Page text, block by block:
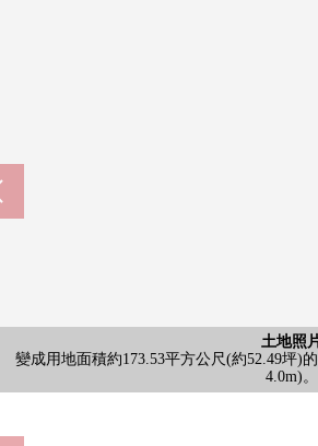
土地照
變成用地面積約173.53平方公尺(約52.49坪)
4.0m)。
土地照
變成用地面積約173.53平方公尺(約52.49坪)
4.0m)。
土地照
變成用地面積約173.53平方公尺(約52.49坪)
4.0m)。
土地照
變成用地面積約173.53平方公尺(約52.49坪)
4.0m)。
含有前面道路
變成用地面積約173.53平方公尺(約52.49坪)
4.0m)。
土地照
變成用地面積約173.53平方公尺(約52.49坪)
4.0m)。
土地照
變成用地面積約173.53平方公尺(約52.49坪)
4.0m)。
含有前面道路
變成用地面積約173.53平方公尺(約52.49坪)
4.0m)。
金山綜合性車站(
步行13分
山王站(名鐵名古屋
步行13分
東別院站(名古屋市交通
步行15分
正木小學(約
伊勢山中學(
山中松原商店(